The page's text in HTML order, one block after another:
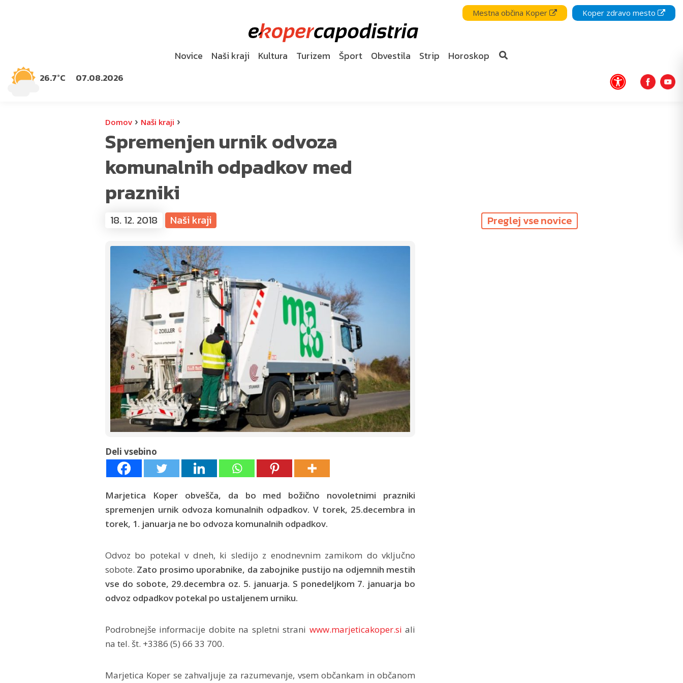
Mestna občina Koper Koper zdravo mesto
26.7°C 07.08.2026
Novice Naši kraji Kultura Turizem Šport Obvestila Strip Horoskop
Domov › Naši kraji ›
Spremenjen urnik odvoza
komunalnih odpadkov med
prazniki
18. 12. 2018 Naši kraji Preglej vse novice
Deli vsebino
Marjetica Koper obvešča, da bo med božično novoletnimi prazniki
spremenjen urnik odvoza komunalnih odpadkov. V torek, 25.decembra in
torek, 1. januarja ne bo odvoza komunalnih odpadkov.
Odvoz bo potekal v dneh, ki sledijo z enodnevnim zamikom do vključno
sobote. Zato prosimo uporabnike, da zabojnike pustijo na odjemnih mestih
vse do sobote, 29.decembra oz. 5. januarja. S ponedeljkom 7. januarja bo
odvoz odpadkov potekal po ustaljenem urniku.
Podrobnejše informacije dobite na spletni strani www.marjeticakoper.si ali
na tel. št. +3386 (5) 66 33 700.
Marjetica Koper se zahvaljuje za razumevanje, vsem občankam in občanom